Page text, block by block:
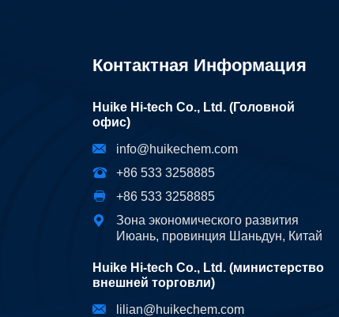
Контактная Информация
Huike Hi-tech Co., Ltd. (Головной
офис)
info@huikechem.com
+86 533 3258885
+86 533 3258885
Зона экономического развития
Июань, провинция Шаньдун, Китай
Huike Hi-tech Co., Ltd. (министерство
внешней торговли)
lilian@huikechem.com